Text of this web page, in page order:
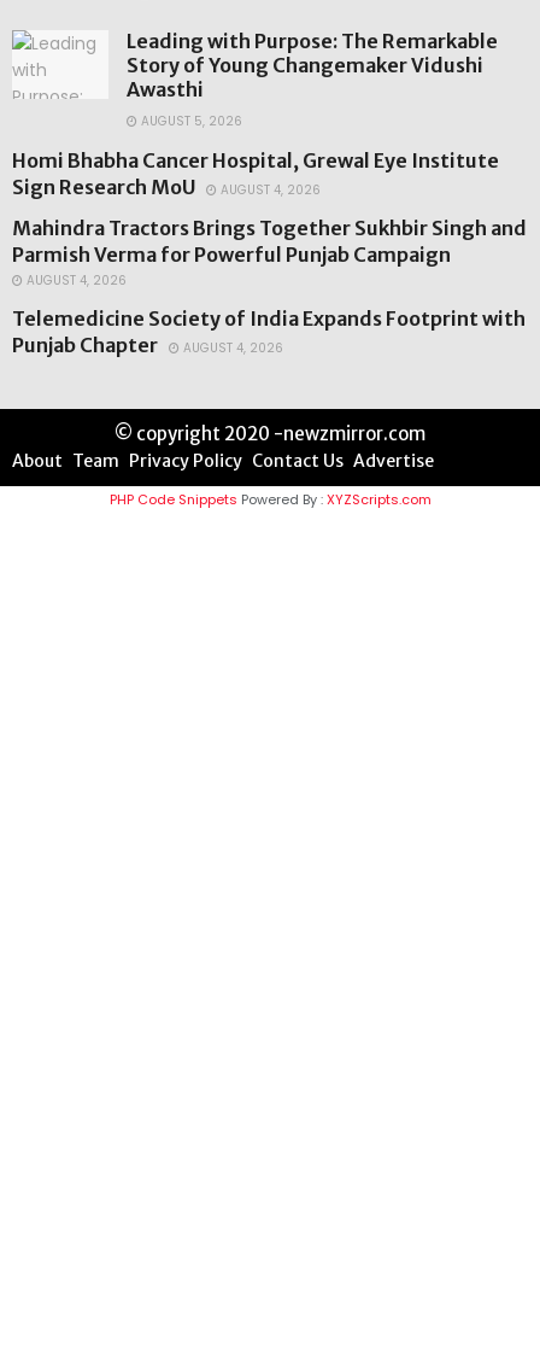
Leading with Purpose: The Remarkable
Story of Young Changemaker Vidushi
Awasthi
AUGUST 5, 2026
Homi Bhabha Cancer Hospital, Grewal Eye Institute
Sign Research MoU
AUGUST 4, 2026
Mahindra Tractors Brings Together Sukhbir Singh and
Parmish Verma for Powerful Punjab Campaign
AUGUST 4, 2026
Telemedicine Society of India Expands Footprint with
Punjab Chapter
AUGUST 4, 2026
© copyright 2020 -newzmirror.com
About Team Privacy Policy Contact Us Advertise
PHP Code Snippets Powered By :XYZScripts.com